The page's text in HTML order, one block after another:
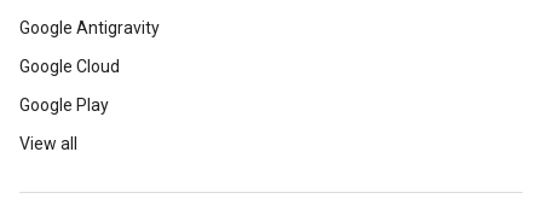
Google Antigravity
Google Cloud
Google Play
View all